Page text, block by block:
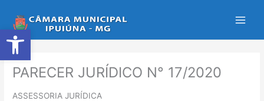
Abrir a barra de ferramentas
para
o
conteúdo
PARECER JURÍDICO N° 17/2020
ASSESSORIA JURÍDICA